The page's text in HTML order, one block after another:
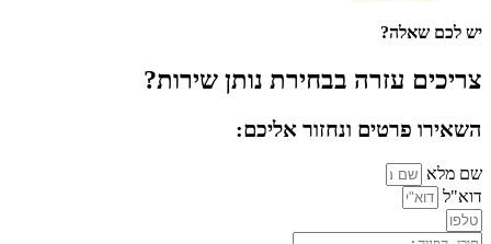
יש לכם שאלה?
צריכים עזרה בבחירת נותן שירות?
השאירו פרטים ונחזור אליכם:
שם מלא
דוא"ל